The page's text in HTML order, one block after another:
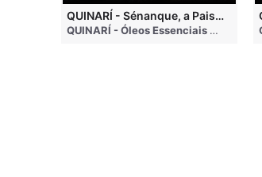
• 4 months ago
QUINARÍ - Sénanque, a Paisagem Mais Famosa da Aromaterapia
QUINARÍ - Óleos Essenciais e Aromaterapia